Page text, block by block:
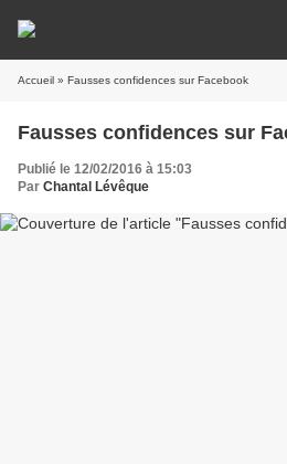
Accueil » Fausses confidences sur Facebook
Fausses confidences sur
Publié le 12/02/2016 à 15:03
Par Chantal Lévêque